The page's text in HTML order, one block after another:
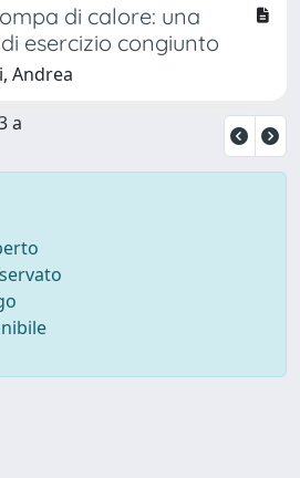
di calore: una
esercizio congiunto
Andrea
a